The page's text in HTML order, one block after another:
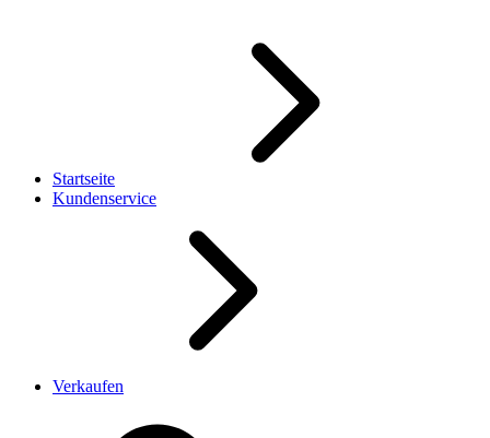
Startseite
Kundenservice
Verkaufen